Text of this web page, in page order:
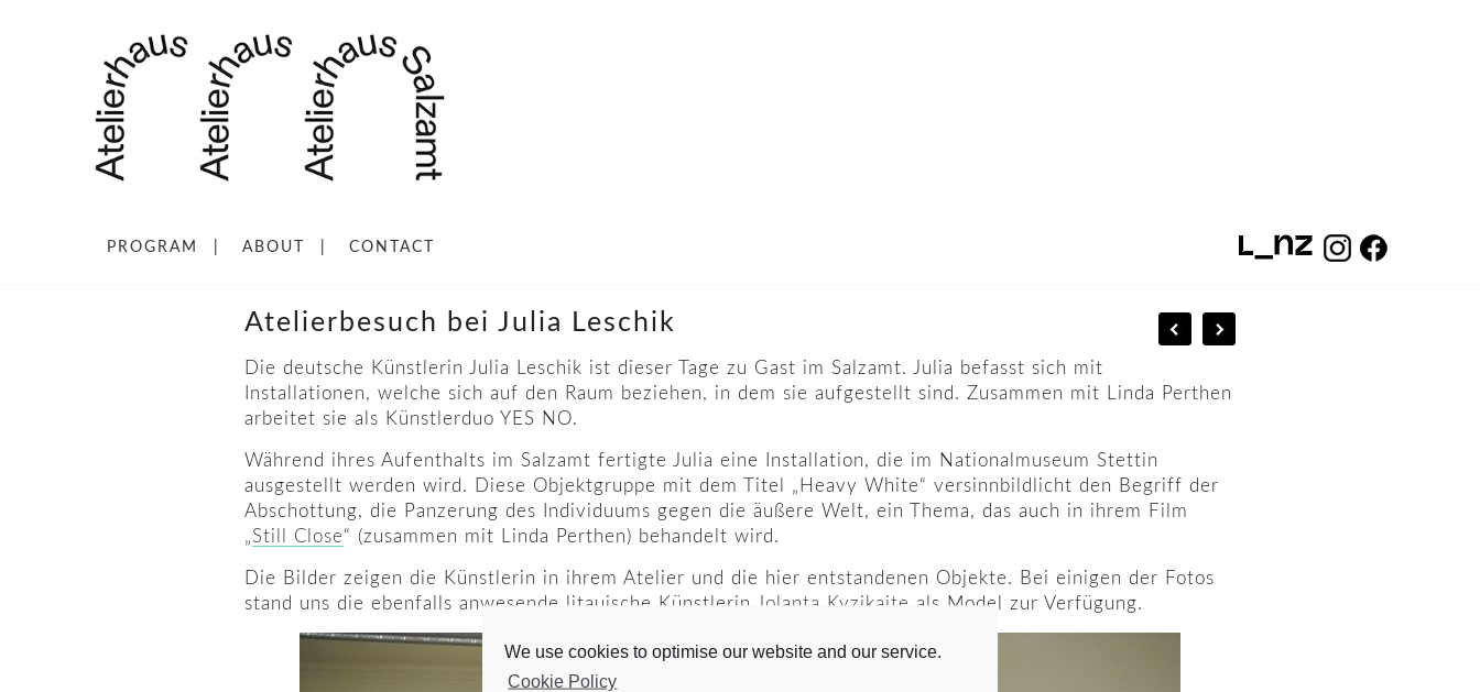
PROGRAM ABOUT CONTACT
Atelierbesuch bei Julia Leschik
Die deutsche Künstlerin Julia Leschik ist dieser Tage zu Gast im Salzamt. Julia befasst sich mit
Installationen, welche sich auf den Raum beziehen, in dem sie aufgestellt sind. Zusammen mit Linda Perthen
arbeitet sie als Künstlerduo YES NO.
Während ihres Aufenthalts im Salzamt fertigte Julia eine Installation, die im Nationalmuseum Stettin
ausgestellt werden wird. Diese Objektgruppe mit dem Titel „Heavy White“ versinnbildlicht den Begriff der
Abschottung, die Panzerung des Individuums gegen die äußere Welt, ein Thema, das auch in ihrem Film
„Still Close“ (zusammen mit Linda Perthen) behandelt wird.
Die Bilder zeigen die Künstlerin in ihrem Atelier und die hier entstandenen Objekte. Bei einigen der Fotos
stand uns die ebenfalls anwesende litauische Künstlerin
Jolanta Kyzikaite als Model zur Verfügung.
We use cookies to optimise our website and our service.
Cookie Policy